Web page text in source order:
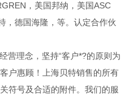
，美国邦纳，美国ASC
，德国海隆，等。认定合作伙
营理念，坚持“客户*?的原则为
户惠顾！上海贝特销售的所有
符号及合适的附件。我们的服